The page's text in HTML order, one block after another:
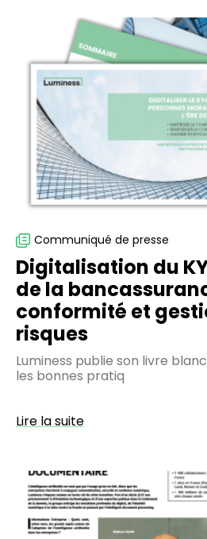
Digitalisation
KYB
secteur
bancassurance
entre
et
gestion
des
risques
Communiqué de presse
Digitalisation du
de la bancassurance :
conformité et
risques
Luminess publie son livre
les bonnes pratiq
Lire la suite
Confiance
documentaire
2.0